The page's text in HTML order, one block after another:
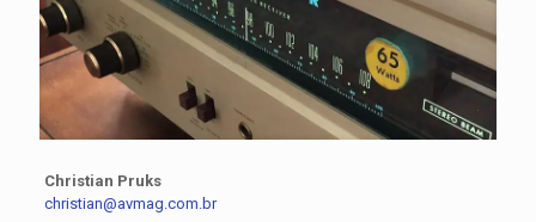
Christian Pruks
christian@avmag.com.br